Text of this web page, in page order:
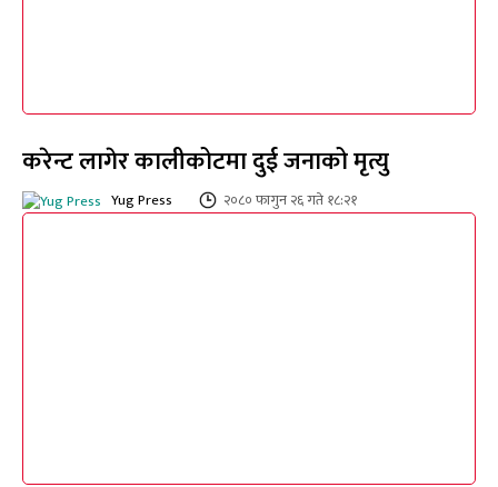
करेन्ट लागेर कालीकोटमा दुई जनाको मृत्यु
Yug Press २०८० फागुन २६ गते १८:२१